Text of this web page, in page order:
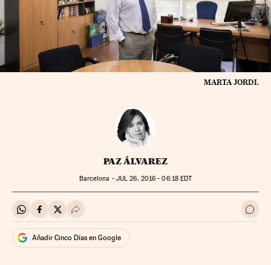
MARTA JORDI.
PAZ ÁLVAREZ
Barcelona - JUL 26, 2016 - 06:18EDT
Compartir en Whatsapp
Compartir en Facebook
Compartir en Twitter
Desplegar Redes Sociales Ir a
Añadir Cinco Días en Google